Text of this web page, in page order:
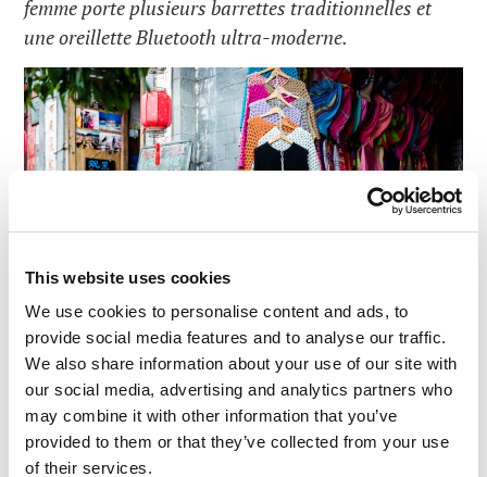
This website uses cookies
We use cookies to personalise content and ads, to
provide social media features and to analyse our traffic.
We also share information about your use of our site with
our social media, advertising and analytics partners who
may combine it with other information that you’ve
provided to them or that they’ve collected from your use
of their services.
femme porte plusieurs barrettes traditionnelles et
une oreillette Bluetooth ultra-moderne.